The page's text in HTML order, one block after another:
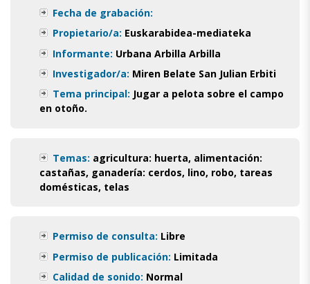
Fecha de grabación:
Propietario/a: Euskarabidea-mediateka
Informante: Urbana Arbilla Arbilla
Investigador/a: Miren Belate San Julian Erbiti
Tema principal: Jugar a pelota sobre el campo
en otoño.
Temas: agricultura: huerta, alimentación:
castañas, ganadería: cerdos, lino, robo, tareas
domésticas, telas
Permiso de consulta: Libre
Permiso de publicación: Limitada
Calidad de sonido: Normal